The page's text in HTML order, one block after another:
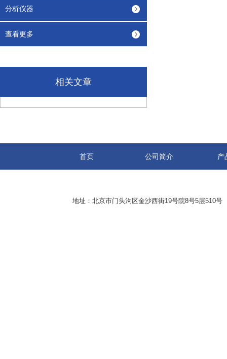
分析仪器
查看更多
相关文章
首页 公司简介 产
地址：北京市门头沟区金沙西街19号院8号5层510